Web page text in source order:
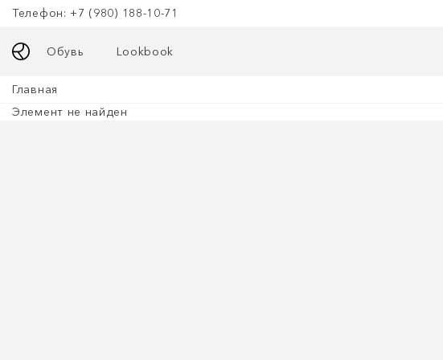
Телефон: +7 (980) 188-10-71
Обувь Lookbook
Главная
Элемент не найден